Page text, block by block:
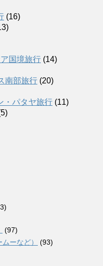
(16)
国境旅行 (14)
南部旅行 (20)
・パタヤ旅行 (11)
(97)
ーなど）
(93)